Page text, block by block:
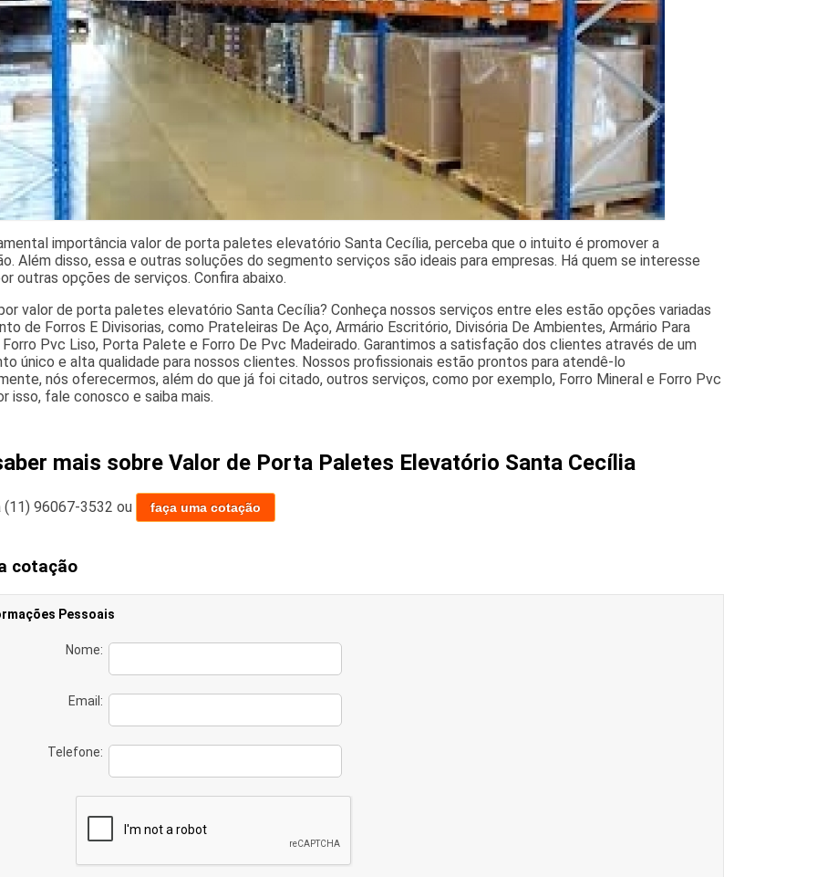
importância valor de porta paletes elevatório Santa Cecília, perceba que o intuito é promover a
Além disso, essa e outras soluções do segmento serviços são ideais para empresas. Há quem se interesse
outras opções de serviços. Confira abaixo.
valor de porta paletes elevatório Santa Cecília? Conheça nossos serviços entre eles estão opções variadas
de Forros E Divisorias, como Prateleiras De Aço, Armário Escritório, Divisória De Ambientes, Armário Para
Forro Pvc Liso, Porta Palete e Forro De Pvc Madeirado. Garantimos a satisfação dos clientes através de um
único e alta qualidade para nossos clientes. Nossos profissionais estão prontos para atendê-lo
nós oferecermos, além do que já foi citado, outros serviços, como por exemplo, Forro Mineral e Forro Pvc
isso, fale conosco e saiba mais.
mais sobre Valor de Porta Paletes Elevatório Santa Cecília
(11) 96067-3532 ou faça uma cotação
cotação
Pessoais
Nome:
Email:
Telefone: